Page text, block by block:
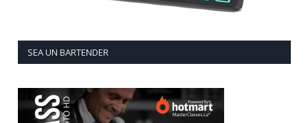
SEA UN BARTENDER